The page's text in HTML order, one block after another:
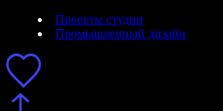
Проекты студии
Промышленный дизайн